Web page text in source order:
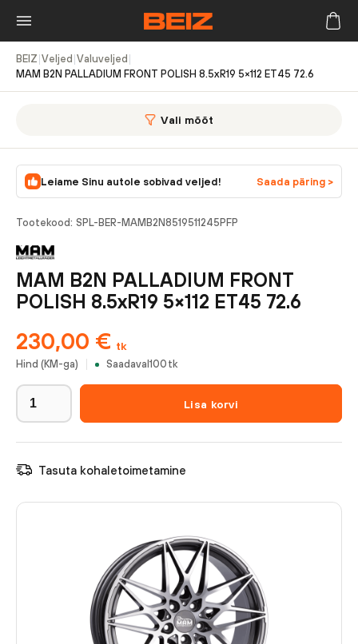
BEIZ Veljed Valuveljed
MAM B2N PALLADIUM FRONT POLISH 8.5xR19 5×112 ET45 72.6
Vali mõõt
Tootekood: SPL-BER-MAMB2N8519511245PFP
MAM B2N PALLADIUM FRONT
POLISH 8.5xR19 5×112 ET45 72.6
230,00 € tk
Hind (KM-ga) Saadaval 100 tk
Lisa korvi
Tasuta kohaletoimetamine
Leiame Sinu autole sobivad veljed! Saada päring >